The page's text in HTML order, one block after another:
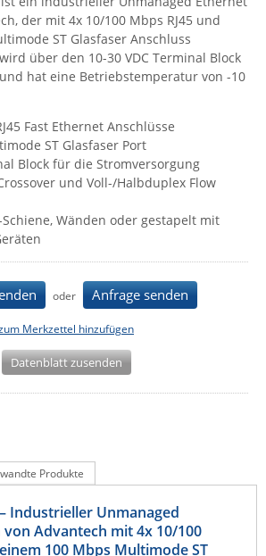
der mit 4x 10/100 Mbps RJ45 und
ST Glasfaser Anschluss
über den 10-30 VDC Terminal Block
hat eine Betriebstemperatur von -10
Fast Ethernet Anschlüsse
ST Glasfaser Port
Block für die Stromversorgung
und Voll-/Halbduplex Flow
Wänden oder gestapelt mit
oder Anfrage senden
Merkzettel hinzufügen
Datenblatt zusenden
Produkte
Industrieller Unmanaged
Advantech mit 4x 10/100
100 Mbps Multimode ST